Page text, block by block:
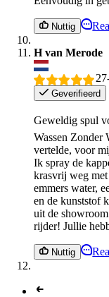
Nuttig
H van Merode
Geverifieerd
Geweldig spul
Wassen Zonder
vertelde, voor
Ik spray de
krasvrij weg
emmers water,
en de kunststof
uit de
rijder! Jullie
Nuttig